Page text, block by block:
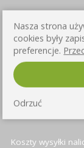
INFORMACJE O
Przy każdym
standardowo
Koszty wysyłki
Nasza strona
cookies były
preferencje.
Odrzuć